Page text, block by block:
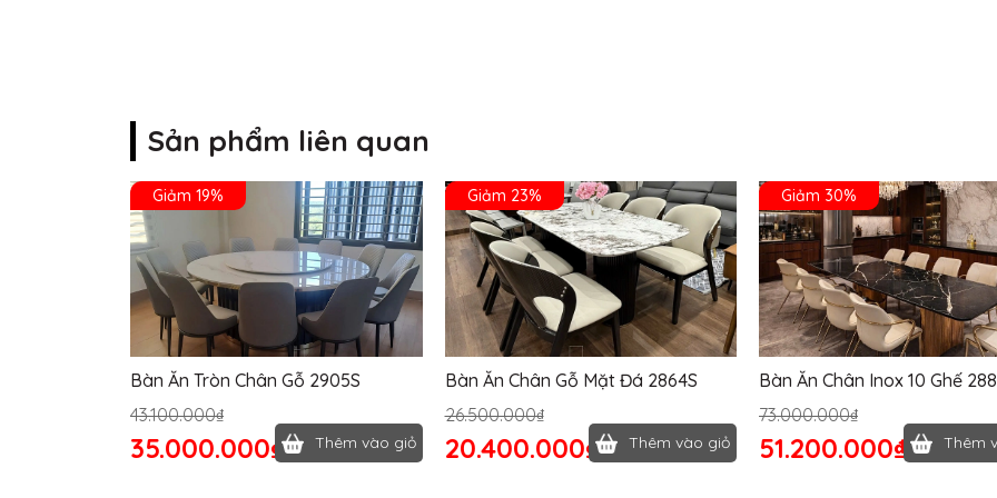
Sản phẩm liên quan
Giảm 19%
Bàn Ăn Tròn Chân Gỗ 2905S
43.100.000₫
35.000.000₫ Thêm vào giỏ
Giảm 23%
Bàn Ăn Chân Gỗ Mặt Đá 2864S
26.500.000₫
20.400.000₫ Thêm vào giỏ
Giảm 30%
Bàn Ăn Chân Inox 10 Ghế
73.000.000₫
51.200.000₫ Thêm